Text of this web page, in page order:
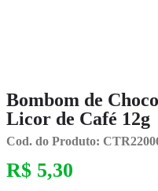
Bombom de
Licor de Café 12g
Cod. do Produto:
R$ 5,30